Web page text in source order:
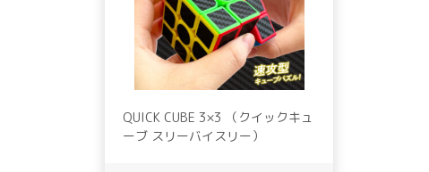
QUICK CUBE 3×3 （クイックキュ
ーブ スリーバイスリー）